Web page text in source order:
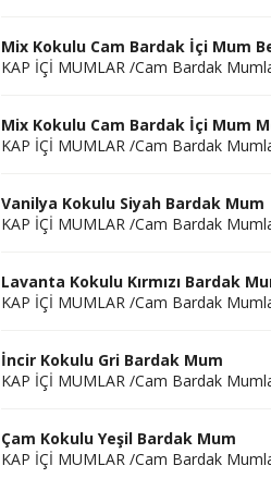
Mix Kokulu Cam Bardak İçi Mum
KAP İÇİ MUMLAR /Cam Bardak
Mix Kokulu Cam Bardak İçi Mum
KAP İÇİ MUMLAR /Cam Bardak
Vanilya Kokulu Siyah Bardak Mum
KAP İÇİ MUMLAR /Cam Bardak
Lavanta Kokulu Kırmızı Bardak
KAP İÇİ MUMLAR /Cam Bardak
İncir Kokulu Gri Bardak Mum
KAP İÇİ MUMLAR /Cam Bardak
Çam Kokulu Yeşil Bardak Mum
KAP İÇİ MUMLAR /Cam Bardak